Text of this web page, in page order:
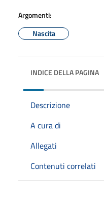
Argomenti:
Nascita
INDICE DELLA PAGINA
Descrizione
A cura di
Allegati
Contenuti correlati